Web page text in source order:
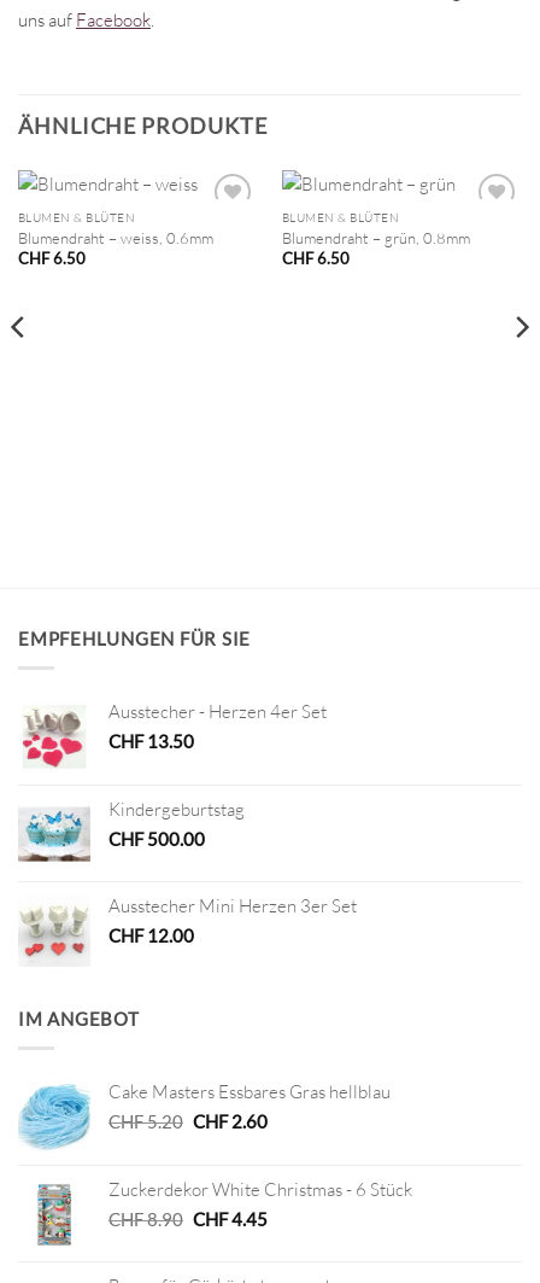
uns auf Facebook
ÄHNLICHE PRODUKTE
BLUMEN & BLÜTEN
Blumendraht – weiss, 0.6mm
CHF6.50
BLUMEN & BLÜTEN
Blumendraht – grün, 0.8mm
CHF6.50
EMPFEHLUNGEN FÜR SIE
Ausstecher - Herzen 4er Set
CHF13.50
Kindergeburtstag
CHF500.00
Ausstecher Mini Herzen 3er Set
CHF12.00
IM ANGEBOT
Cake Masters Essbares Gras hellblau
CHF5.20 Ursprünglicher
CHF 5.20
CHF2.60Aktueller
CHF 2.60.
Zuckerdekor White Christmas - 6 Stück
CHF8.90 Ursprünglicher
CHF4.45Aktueller